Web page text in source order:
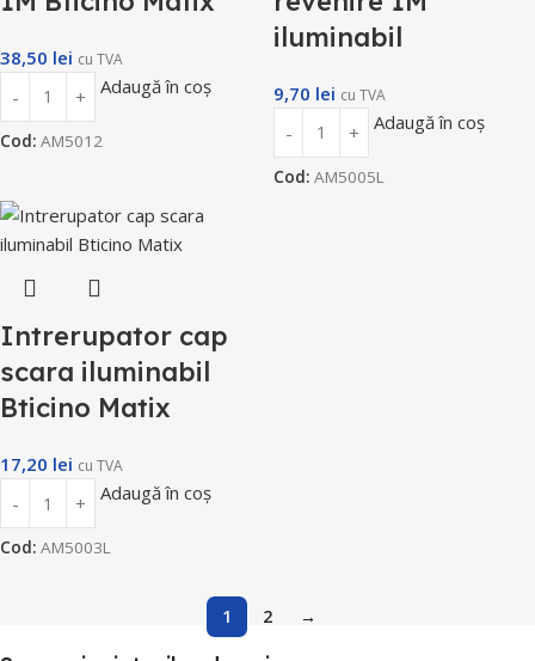
38,50 lei cu TVA
Adaugă în coș
Cod: AM5012
iluminabil
9,70 lei cu TVA
Adaugă în coș
Cod: AM5005L
Intrerupator cap
scara iluminabil
Bticino Matix
17,20 lei cu TVA
Adaugă în coș
Cod: AM5003L
1 2 →